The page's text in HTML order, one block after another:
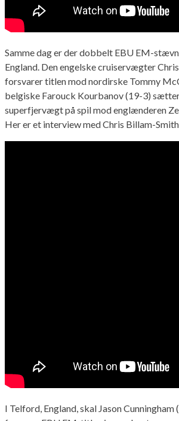
Samme dag er der dobbelt EBU EM-
England. Den engelske cruiservægter
forsvarer titlen mod nordirske Tommy
belgiske Farouck Kourbanov (19-3)
superfjervægt på spil mod englænderen
Her er et interview med Chris Billam-Smith.
I Telford, England, skal Jason